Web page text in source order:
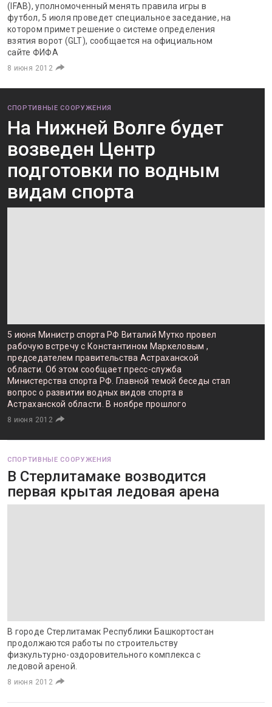
(IFAB), уполномоченный менять правила игры в
футбол, 5 июля проведет специальное заседание, на
котором примет решение о системе определения
взятия ворот (GLT), сообщается на официальном
сайте ФИФА
8 июня 2012
СПОРТИВНЫЕ СООРУЖЕНИЯ
На Нижней Волге будет
возведен Центр
подготовки по водным
видам спорта
5 июня Министр спорта РФ Виталий Мутко провел
рабочую встречу с Константином Маркеловым ,
председателем правительства Астраханской
области. Об этом сообщает пресс-служба
Министерства спорта РФ. Главной темой беседы стал
вопрос о развитии водных видов спорта в
Астраханской области. В ноябре прошлого
8 июня 2012
СПОРТИВНЫЕ СООРУЖЕНИЯ
В Стерлитамаке возводится
первая крытая ледовая арена
В городе Стерлитамак Республики Башкортостан
продолжаются работы по строительству
физкультурно-оздоровительного комплекса с
ледовой ареной.
8 июня 2012